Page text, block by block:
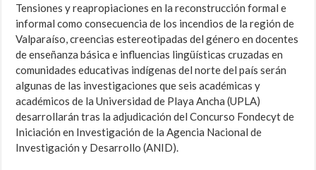
Tensiones y reapropiaciones en la reconstrucción formal e
informal como consecuencia de los incendios de la región de
Valparaíso, creencias estereotipadas del género en docentes
de enseñanza básica e influencias lingüísticas cruzadas en
comunidades educativas indígenas del norte del país serán
algunas de las investigaciones que seis académicas y
académicos de la Universidad de Playa Ancha (UPLA)
desarrollarán tras la adjudicación del Concurso Fondecyt de
Iniciación en Investigación de la Agencia Nacional de
Investigación y Desarrollo (ANID).